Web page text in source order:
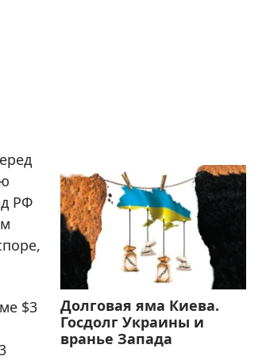
Долговая яма Киева.
Госдолг Украины и
вранье Запада
РФ
$3